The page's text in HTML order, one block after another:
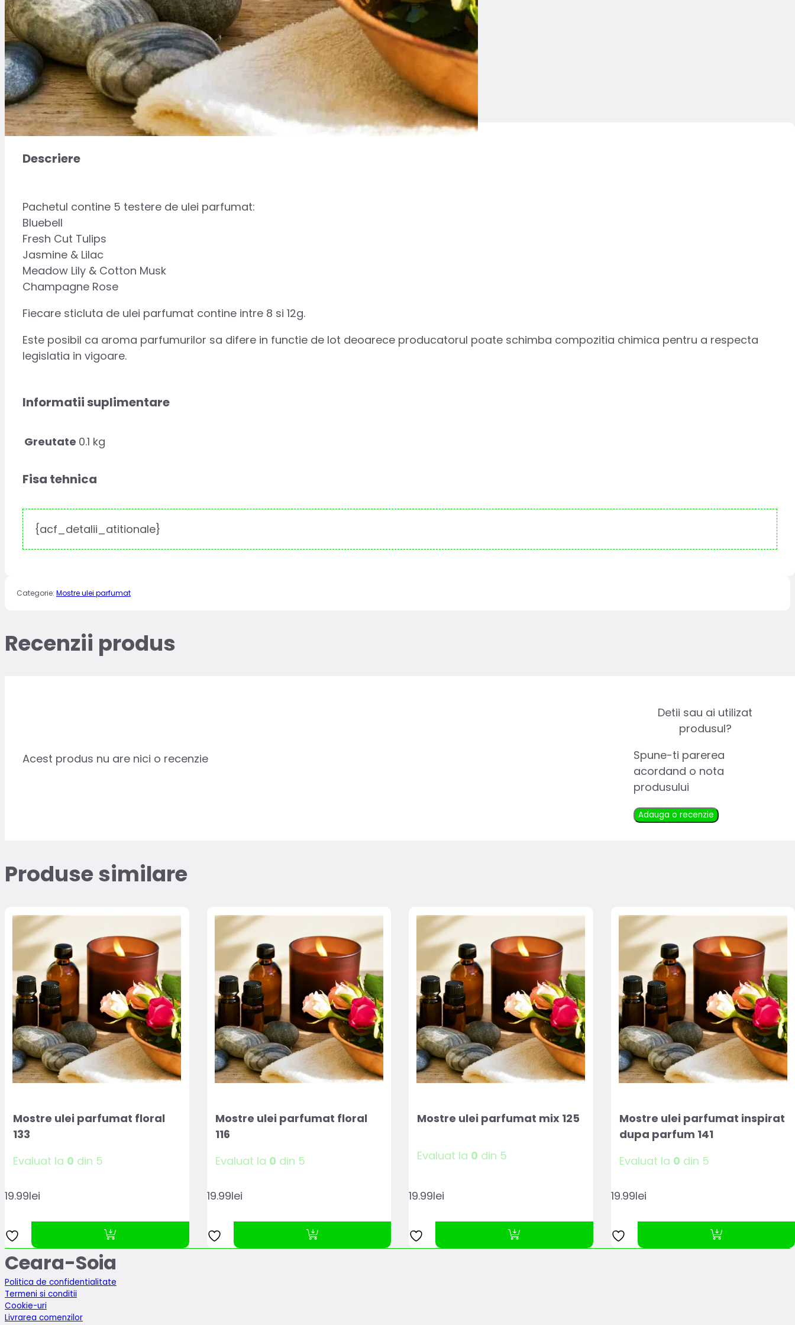
Descriere
Pachetul contine 5 testere de ulei parfumat:
Bluebell
Fresh Cut Tulips
Jasmine & Lilac
Meadow Lily & Cotton Musk
Champagne Rose
Fiecare sticluta de ulei parfumat contine intre 8 si 12g.
Este posibil ca aroma parfumurilor sa difere in functie de lot deoarece producatorul poate schimba compozitia chimica pentru a respecta
legislatia in vigoare.
Informatii suplimentare
Greutate 0.1 kg
Fisa tehnica
{acf_detalii_atitionale}
Categorie: Mostre ulei parfumat
Recenzii produs
Acest produs nu are nici o recenzie
Detii sau ai utilizat
produsul?
Spune-ti parerea
acordand o nota
produsului
Adauga o recenzie
Produse similare
Mostre ulei parfumat floral
133
Evaluat la 0 din 5
19.99lei
Mostre ulei parfumat floral
116
Evaluat la 0 din 5
19.99lei
Mostre ulei parfumat mix 125
Evaluat la 0 din 5
19.99lei
Mostre ulei parfumat inspirat
dupa parfum 141
Evaluat la 0 din 5
19.99lei
Ceara-Soia
Politica de confidentialitate
Termeni si conditii
Cookie-uri
Livrarea comenzilor